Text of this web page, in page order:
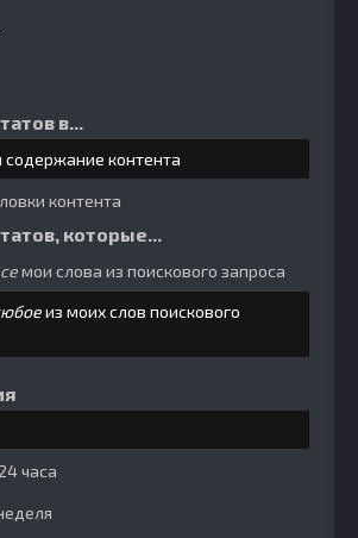
в...
содержание контента
контента
которые...
мои слова из поискового запроса
из моих слов поискового
часа